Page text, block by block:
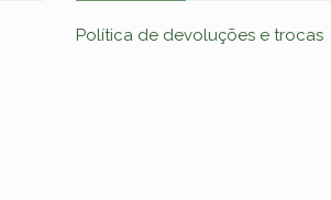
Política de devoluções e trocas